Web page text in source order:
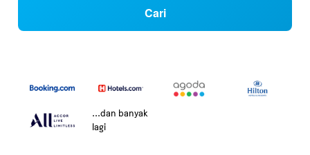
Cari
...dan banyak
lagi